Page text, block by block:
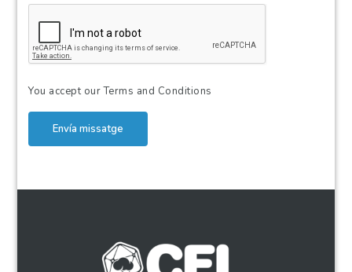
You accept ourTerms and Conditions
Envía missatge